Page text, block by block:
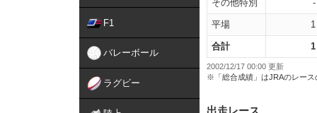
F1
バレーボール
ラグビー
その他特別 -
平場 1
合計 1
2002/12/17 00:00 更新
※「総合成績」はJRAのレース
出走レース